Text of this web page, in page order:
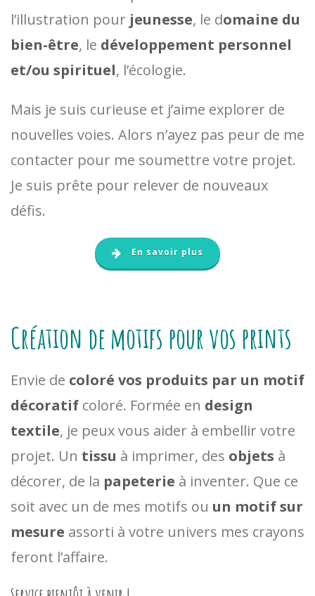
l’illustration pour jeunesse, le domaine du
bien-être, le développement personnel
et/ou spirituel, l’écologie.
Mais je suis curieuse et j’aime explorer de
nouvelles voies. Alors n’ayez pas peur de me
contacter pour me soumettre votre projet.
Je suis prête pour relever de nouveaux
défis.
En savoir plus
Création de motifs pour vos prints
Envie de coloré vos produits par un motif
décoratif coloré. Formée en design
textile, je peux vous aider à embellir votre
projet. Un tissu à imprimer, des objets à
décorer, de la papeterie à inventer. Que ce
soit avec un de mes motifs ou un motif sur
mesure assorti à votre univers mes crayons
feront l’affaire.